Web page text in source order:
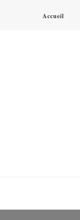
Accueil